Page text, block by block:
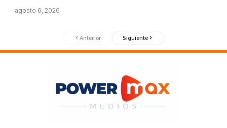
agosto 6, 2026
Anterior Siguiente